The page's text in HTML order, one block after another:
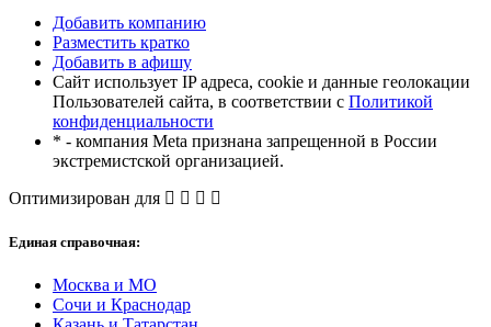
Добавить компанию
Разместить кратко
Добавить в афишу
Сайт использует IP адреса, cookie и данные геолокации
Пользователей сайта, в соответствии с Политикой
конфиденциальности
* - компания Meta признана запрещенной в России
экстремистской организацией.
Оптимизирован для
Единая справочная:
Москва и МО
Сочи и Краснодар